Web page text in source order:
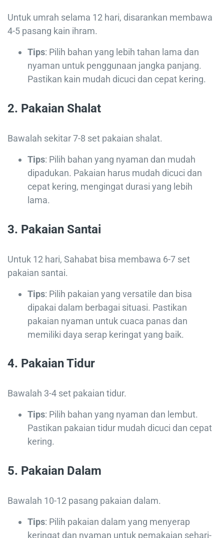
Untuk umrah selama 12 hari, disarankan membawa
4-5 pasang kain ihram.
Tips: Pilih bahan yang lebih tahan lama dan
nyaman untuk penggunaan jangka panjang.
Pastikan kain mudah dicuci dan cepat kering.
2. Pakaian Shalat
Bawalah sekitar 7-8 set pakaian shalat.
Tips: Pilih bahan yang nyaman dan mudah
dipadukan. Pakaian harus mudah dicuci dan
cepat kering, mengingat durasi yang lebih
lama.
3. Pakaian Santai
Untuk 12 hari, Sahabat bisa membawa 6-7 set
pakaian santai.
Tips: Pilih pakaian yang versatile dan bisa
dipakai dalam berbagai situasi. Pastikan
pakaian nyaman untuk cuaca panas dan
memiliki daya serap keringat yang baik.
4. Pakaian Tidur
Bawalah 3-4 set pakaian tidur.
Tips: Pilih bahan yang nyaman dan lembut.
Pastikan pakaian tidur mudah dicuci dan cepat
kering.
5. Pakaian Dalam
Bawalah 10-12 pasang pakaian dalam.
Tips: Pilih pakaian dalam yang menyerap
keringat dan nyaman untuk pemakaian sehari-